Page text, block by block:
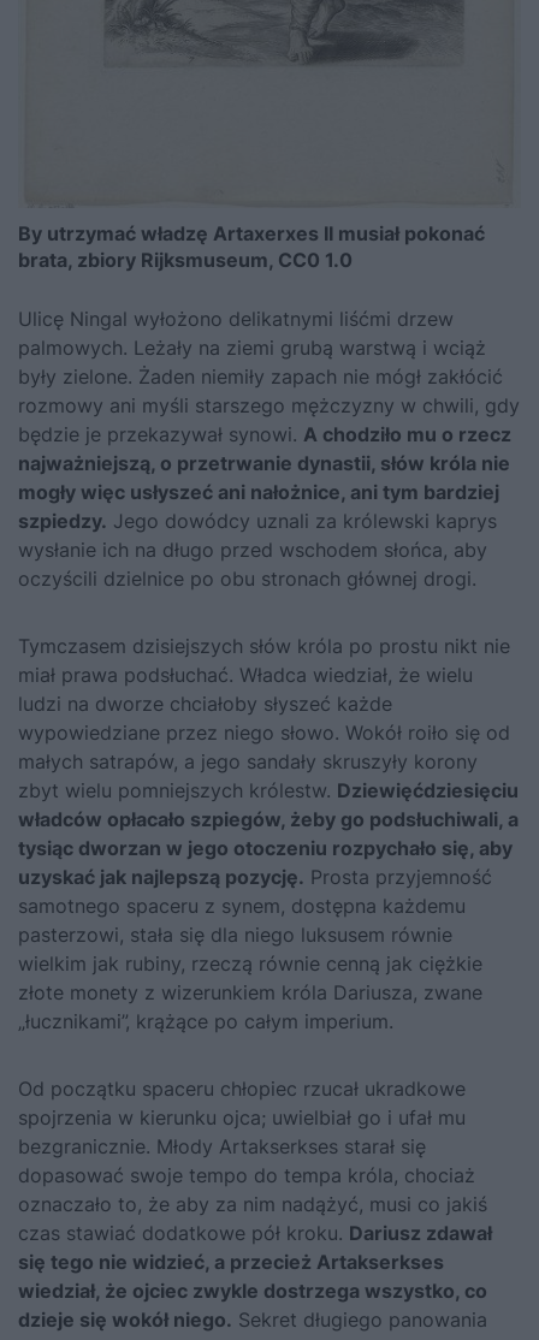
By utrzymać władzę Artaxerxes II musiał pokonać
brata, zbiory Rijksmuseum, CC0 1.0
Ulicę Ningal wyłożono delikatnymi liśćmi drzew
palmowych. Leżały na ziemi grubą warstwą i wciąż
były zielone. Żaden niemiły zapach nie mógł zakłócić
rozmowy ani myśli starszego mężczyzny w chwili, gdy
będzie je przekazywał synowi. A chodziło mu o rzecz
najważniejszą, o przetrwanie dynastii, słów króla nie
mogły więc usłyszeć ani nałożnice, ani tym bardziej
szpiedzy. Jego dowódcy uznali za królewski kaprys
wysłanie ich na długo przed wschodem słońca, aby
oczyścili dzielnice po obu stronach głównej drogi.
Tymczasem dzisiejszych słów króla po prostu nikt nie
miał prawa podsłuchać. Władca wiedział, że wielu
ludzi na dworze chciałoby słyszeć każde
wypowiedziane przez niego słowo. Wokół roiło się od
małych satrapów, a jego sandały skruszyły korony
zbyt wielu pomniejszych królestw. Dziewięćdziesięciu
władców opłacało szpiegów, żeby go podsłuchiwali, a
tysiąc dworzan w jego otoczeniu rozpychało się, aby
uzyskać jak najlepszą pozycję. Prosta przyjemność
samotnego spaceru z synem, dostępna każdemu
pasterzowi, stała się dla niego luksusem równie
wielkim jak rubiny, rzeczą równie cenną jak ciężkie
złote monety z wizerunkiem króla Dariusza, zwane
„łucznikami”, krążące po całym imperium.
Od początku spaceru chłopiec rzucał ukradkowe
spojrzenia w kierunku ojca; uwielbiał go i ufał mu
bezgranicznie. Młody Artakserkses starał się
dopasować swoje tempo do tempa króla, chociaż
oznaczało to, że aby za nim nadążyć, musi co jakiś
czas stawiać dodatkowe pół kroku. Dariusz zdawał
się tego nie widzieć, a przecież Artakserkses
wiedział, że ojciec zwykle dostrzega wszystko, co
dzieje się wokół niego. Sekret długiego panowania